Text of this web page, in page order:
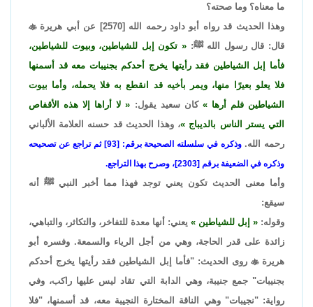
ما معناه؟ وما صحته؟
وهذا الحديث قد رواه أبو داود رحمه الله [2570] عن أبي هريرة

قال: قال رسول الله ﷺ:
تكون إبل للشياطين، وبيوت للشياطين،
فأما إبل الشياطين فقد رأيتها يخرج أحدكم بجنيبات معه قد أسمنها
فلا يعلو بعيرًا منها، ويمر بأخيه قد انقطع به فلا يحمله، وأما بيوت
الشياطين فلم أرها
كان سعيد يقول:
لا أراها إلا هذه الأقفاص
التي يستر الناس بالديباج
، وهذا الحديث قد حسنه العلامة الألباني
رحمه الله. وذكره في سلسلته الصحيحة برقم:
[93] ثم تراجع عن تصحيحه
وذكره في الضعيفة برقم [2303]، وصرح بهذا التراجع.
وأما معنى الحديث تكون يعني توجد فهذا مما أخبر النبي ﷺ أنه
سيقع:
وقوله:
إبل للشياطين
يعني: أنها معدة للتفاخر، والتكاثر، والتباهي،
زائدة على قدر الحاجة، وهي من أجل الرياء والسمعة. وفسره أبو
هريرة روى الحديث: "فأما إبل الشياطين فقد رأيتها يخرج أحدكم
بجنيبات" جمع جنيبة، وهي الدابة التي تقاد ليس عليها راكب، وفي
رواية: "نجيبات" وهي الناقة المختارة النجيبة معه، قد أسمنها، "فلا